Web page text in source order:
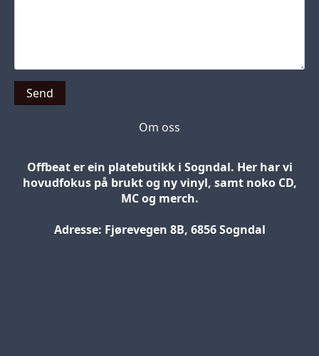
Send
Om oss
Offbeat er ein platebutikk i Sogndal. Her har vi
hovudfokus på brukt og ny vinyl, samt noko CD,
MC og merch.
Adresse: Fjørevegen 8B, 6856 Sogndal